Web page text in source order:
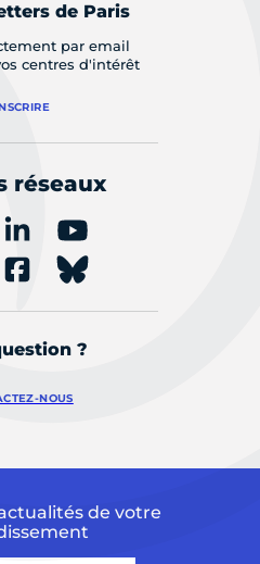
de Paris
par email
centres d'intérêt
réseaux
?
NOUS
de votre